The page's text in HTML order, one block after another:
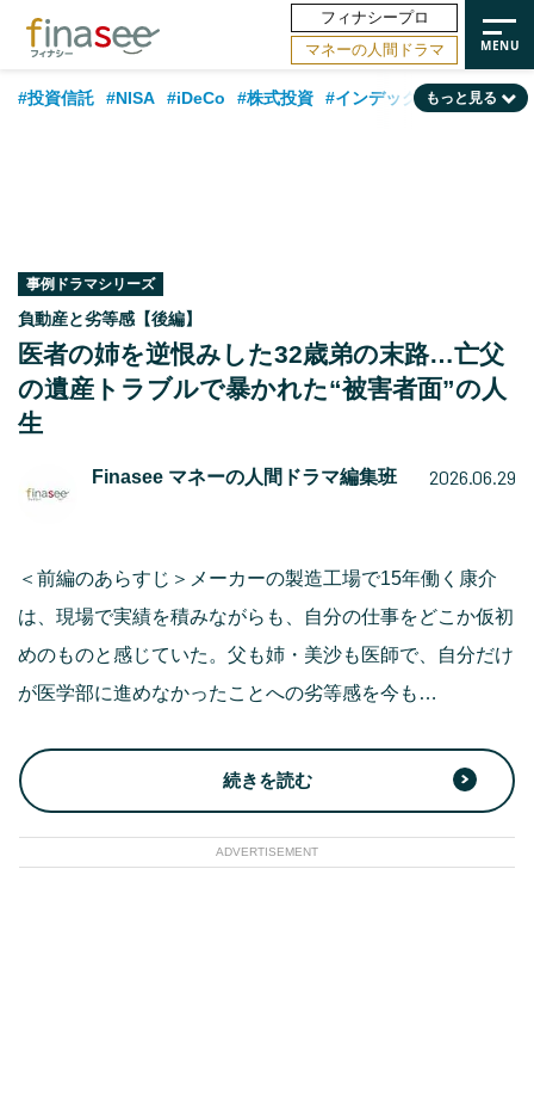
フィナシープロ
マネーの人間ドラマ
#投資信託 #NISA #iDeCo #株式投資 #インデックスファンド
#データ・調査 #資産運用業界
もっと見る
事例ドラマシリーズ
負動産と劣等感【後編】
医者の姉を逆恨みした32歳弟の末路…亡父
の遺産トラブルで暴かれた“被害者面”の人
生
Finasee マネーの人間ドラマ編集班 2026.06.29
＜前編のあらすじ＞メーカーの製造工場で15年働く康介
は、現場で実績を積みながらも、自分の仕事をどこか仮初
めのものと感じていた。父も姉・美沙も医師で、自分だけ
が医学部に進めなかったことへの劣等感を今も…
続きを読む
ADVERTISEMENT